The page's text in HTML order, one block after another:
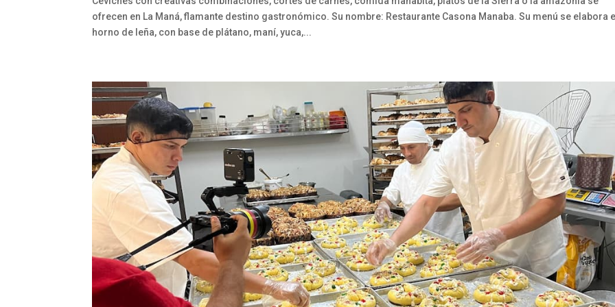
ofrecen en La Maná, flamante destino gastronómico. Su nombre: Restaurante Casona Manaba. Su menú se elabora
horno de leña, con base de plátano, maní, yuca,...